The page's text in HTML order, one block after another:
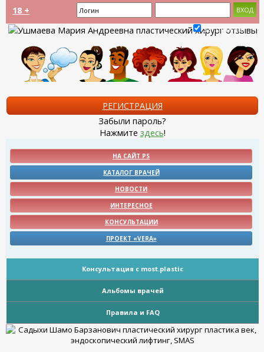
18 +
Запомнить?
РЕГИСТРАЦИЯ
Забыли пароль?
Нажмите здесь!
НА САЙТ PS
КАТАЛОГ ВРАЧЕЙ
НОВОСТИ
ИНТЕРЕСНОЕ
КОНСУЛЬТАЦИИ
ПРОЕКТ «VERA»
Консультация с most.plastic
Альбомы врачей
Правила и FAQ